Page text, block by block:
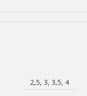
2,5, 3, 3,5, 4